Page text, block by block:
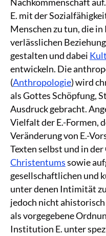
E. mit der
Menschen zu tun, die
verlässlichen
gestalten und dabei
entwickeln. Die
(Anthropologie) wird
als Gottes Schöpfung,
Ausdruck gebracht.
Vielfalt der E.-Formen,
Veränderung von E.-
Texten selbst und in der
Christentumssowie
gesellschaftlichen und
unter denen Intimität
jedoch nicht
als vorgegebene
Institution E. unter